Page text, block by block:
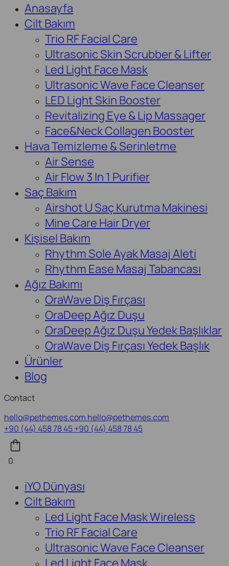
Anasayfa
Cilt Bakım
Trio RF Facial Care
Ultrasonic Skin Scrubber & Lifter
Led Light Face Mask
Ultrasonic Wave Face Cleanser
LED Light Skin Booster
Revitalizing Eye & Lip Massager
Face&Neck Collagen Booster
Hava Temizleme & Serinletme
Air Sense
Air Flow 3 In 1 Purifier
Saç Bakım
Airshot U Saç Kurutma Makinesi
Mine Care Hair Dryer
Kişisel Bakım
Rhythm Sole Ayak Masaj Aleti
Rhythm Ease Masaj Tabancası
Ağız Bakımı
OraWave Diş Fırçası
OraDeep Ağız Duşu
OraDeep Ağız Duşu Yedek Başlıklar
OraWave Diş Fırçası Yedek Başlık
Ürünler
Blog
Contact
hello@pethemes.com hello@pethemes.com
+90 (44) 458 78 45+90 (44) 458 78 45
0
iYO Dünyası
Cilt Bakım
Led Light Face Mask Wireless
Trio RF Facial Care
Ultrasonic Wave Face Cleanser